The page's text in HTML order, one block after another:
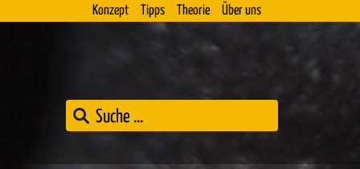
Konzept Tipps Theorie Über uns